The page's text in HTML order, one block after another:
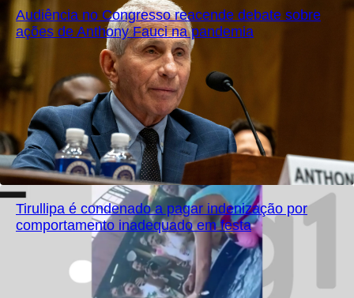
Audiência no Congresso reacende debate sobre
ações de Anthony Fauci na pandemia
Tirullipa é condenado a pagar indenização por
comportamento inadequado em festa